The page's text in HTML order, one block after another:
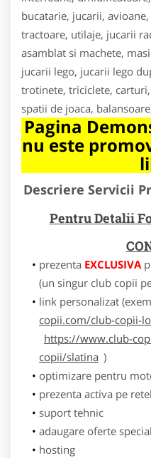
bucatarie, jucarii,
tractoare, utilaje, jucarii
asamblat si machete,
jucarii lego, jucarii lego
trotinete, triciclete,
spatii de joaca,
Pagina
nu este
Descriere Servicii
Pentru Detalii
prezenta EXCLUSIVA
(un singur club copii
link personalizat
copii.com/club-copii-
https://www.club-
copii/slatina )
optimizare pentru
prezenta activa pe
suport tehnic
adaugare oferte
hosting